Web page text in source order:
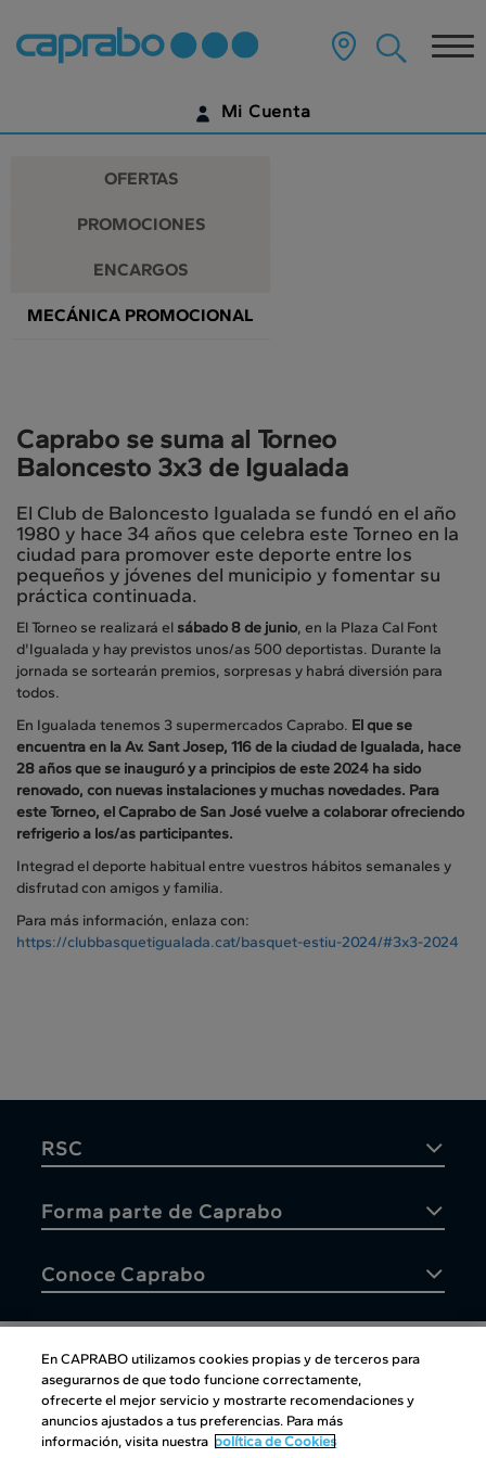
Promociones
y
descuentos
en
nuestros
supermercados
contenido
página
Mi Cuenta
¿AÚN NO TIENES UNA CUENTA DIGITAL?
OFERTAS
PROMOCIONES
ENCARGOS
MECÁNICA PROMOCIONAL
Caprabo se suma al Torneo
Baloncesto 3x3 de Igualada
El Club de Baloncesto Igualada se fundó en el año
1980 y hace 34 años que celebra este Torneo en la
ciudad para promover este deporte entre los
pequeños y jóvenes del municipio y fomentar su
práctica continuada.
El Torneo se realizará el sábado 8 de junio, en la Plaza Cal Font
d'Igualada y hay previstos unos/as 500 deportistas. Durante la
jornada se sortearán premios, sorpresas y habrá diversión para
todos.
En Igualada tenemos 3 supermercados Caprabo. El que se
encuentra en la Av. Sant Josep, 116 de la ciudad de Igualada, hace
28 años que se inauguró y a principios de este 2024 ha sido
renovado, con nuevas instalaciones y muchas novedades. Para
este Torneo, el Caprabo de San José vuelve a colaborar ofreciendo
refrigerio a los/as participantes.
Integrad el deporte habitual entre vuestros hábitos semanales y
disfrutad con amigos y familia.
Para más información, enlaza con:
https://clubbasquetigualada.cat/basquet-estiu-2024/#3x3-2024
RSC
Forma parte de Caprabo
Conoce Caprabo
Atención al cliente
En CAPRABO utilizamos cookies propias y de terceros para
asegurarnos de que todo funcione correctamente,
ofrecerte el mejor servicio y mostrarte recomendaciones y
anuncios ajustados a tus preferencias. Para más
información, visita nuestra política de Cookies